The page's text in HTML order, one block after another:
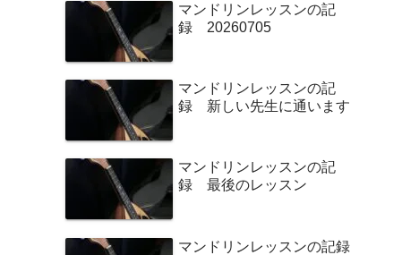
マンドリンレッスンの記
録 20260705
マンドリンレッスンの記
録 新しい先生に通います
マンドリンレッスンの記
録 最後のレッスン
マンドリンレッスンの記録